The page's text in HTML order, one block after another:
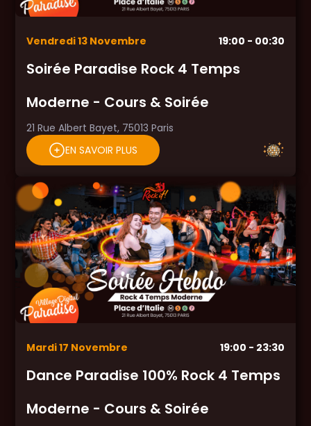
Vendredi13 Novembre 19:00 - 00:30
Soirée Paradise Rock 4 Temps
Moderne - Cours & Soirée
21 Rue Albert Bayet, 75013 Paris
EN SAVOIR PLUS
Mardi17 Novembre 19:00 - 23:30
Dance Paradise 100% Rock 4 Temps
Moderne - Cours & Soirée